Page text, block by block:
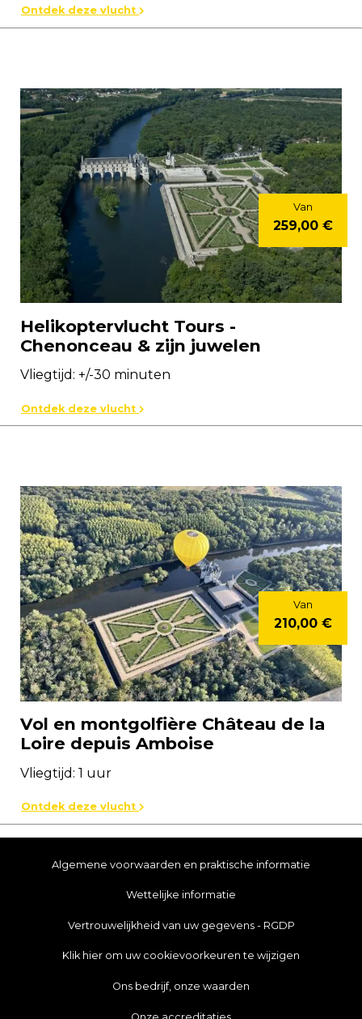
Ontdek deze vlucht
Helikoptervlucht Tours -
Chenonceau & zijn juwelen
Vliegtijd: +/-30 minuten
Van
259,00 €
Ontdek deze vlucht
Vol en montgolfière Château de la
Loire depuis Amboise
Vliegtijd: 1 uur
Van
210,00 €
Ontdek deze vlucht
Algemene voorwaarden en praktische informatie
Wettelijke informatie
Vertrouwelijkheid van uw gegevens - RGDP
Klik hier om uw cookievoorkeuren te wijzigen
Ons bedrijf, onze waarden